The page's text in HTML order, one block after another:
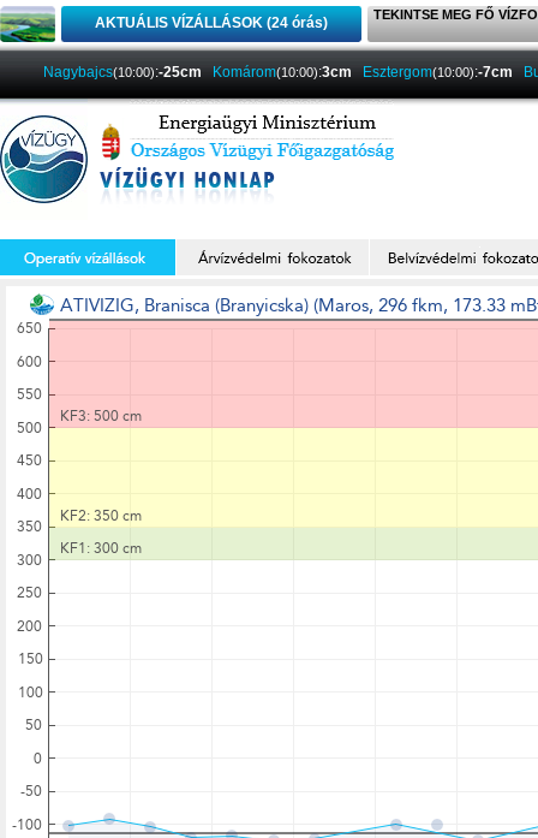
AKTUÁLIS VÍZÁLLÁSOK (24 órás) TEKINTSE MEG FŐ
Nagybajcs(10:00):-25cm Komárom(10:00):3cm Esztergom(10:00):-7cm